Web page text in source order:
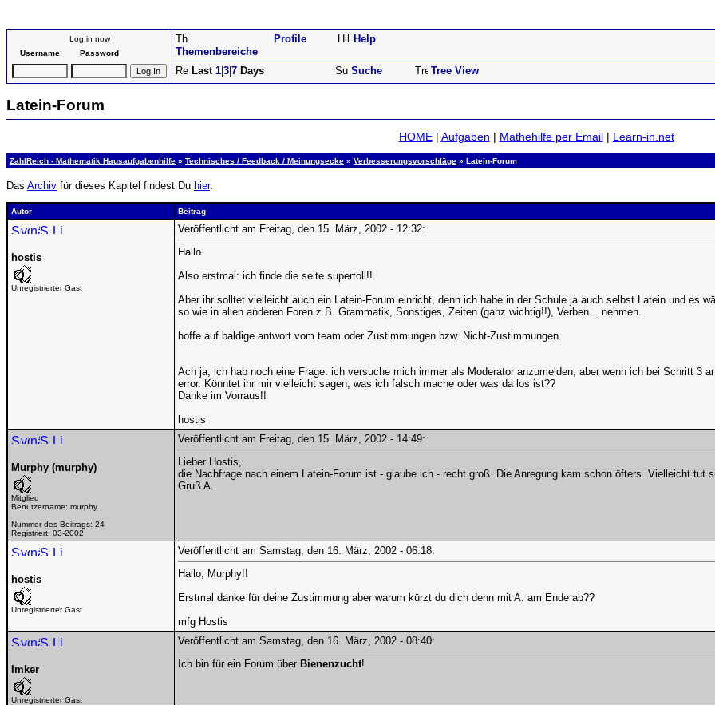
Log in now
Username
Password Themenbereiche
Profile Help
Last 1 3 7 Days Suche Tree View
Latein-Forum
HOME| Aufgaben | Mathehilfe per Email| Learn-in.net
ZahlReich - Mathematik Hausaufgabenhilfe » Technisches / Feedback / Meinungsecke » Verbesserungsvorschläge » Latein-Forum
Das Archiv für dieses Kapitel findest Du hier.
Autor Beitrag
hostis
Unregistrierter Gast
Veröffentlicht am Freitag, den 15. März, 2002 - 12:32:
Hallo
Also erstmal: ich finde die seite supertoll!!
Aber ihr solltet vielleicht auch ein Latein-Forum einricht, denn ich habe in der Schule ja auch selbst Latein und es
so wie in allen anderen Foren z.B. Grammatik, Sonstiges, Zeiten (ganz wichtig!!), Verben... nehmen.
hoffe auf baldige antwort vom team oder Zustimmungen bzw. Nicht-Zustimmungen.
Ach ja, ich hab noch eine Frage: ich versuche mich immer als Moderator anzumelden, aber wenn ich bei Schritt 3
error. Könntet ihr mir vielleicht sagen, was ich falsch mache oder was da los ist??
Danke im Vorraus!!
hostis
Murphy (murphy)
Mitglied
Benutzername: murphy
Nummer des Beitrags: 24
Registriert: 03-2002
Veröffentlicht am Freitag, den 15. März, 2002 - 14:49:
Lieber Hostis,
die Nachfrage nach einem Latein-Forum ist - glaube ich - recht groß. Die Anregung kam schon öfters. Vielleicht tut
Gruß A.
hostis
Unregistrierter Gast
Veröffentlicht am Samstag, den 16. März, 2002 - 06:18:
Hallo, Murphy!!
Erstmal danke für deine Zustimmung aber warum kürzt du dich denn mit A. am Ende ab??
mfg Hostis
Imker
Unregistrierter Gast
Veröffentlicht am Samstag, den 16. März, 2002 - 08:40:
Ich bin für ein Forum über Bienenzucht!